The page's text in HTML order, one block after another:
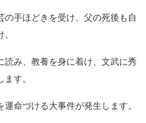
の手ほどきを受け、父の死後も自
読み、教養を身に着け、文武に秀
す。
運命づける大事件が発生します。